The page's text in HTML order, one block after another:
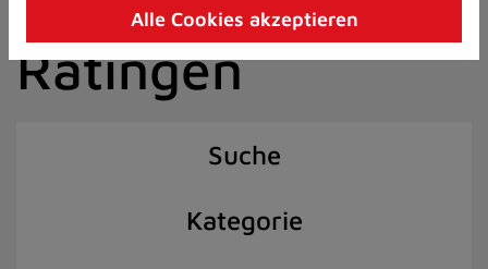
I)
Ratingen
Suche
Kategorie
Alle Cookies akzeptieren